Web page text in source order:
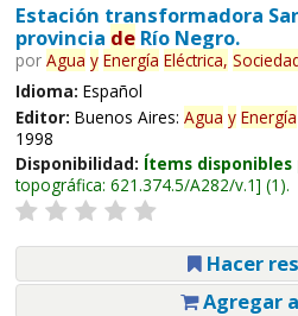
Estación transformadora
provincia deRío Negro.
por Agua y Energía Eléctrica,
Idioma: Español
Editor: Buenos Aires: Agua y Energía
1998
Disponibilidad: Ítems
topográfica: 621.374.5/A282/v.1 (1).
Hacer
Agregar